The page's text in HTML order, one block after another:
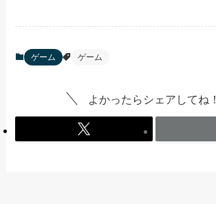
ゲーム ゲーム
よかったらシェアしてね！